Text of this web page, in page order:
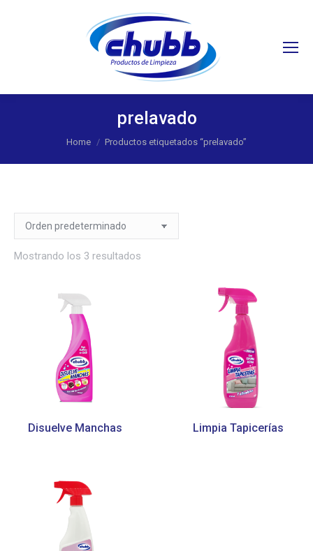
prelavado
You are here:
Home Productos etiquetados “prelavado”
Mostrando los 3 resultados
Disuelve Manchas Limpia Tapicerías